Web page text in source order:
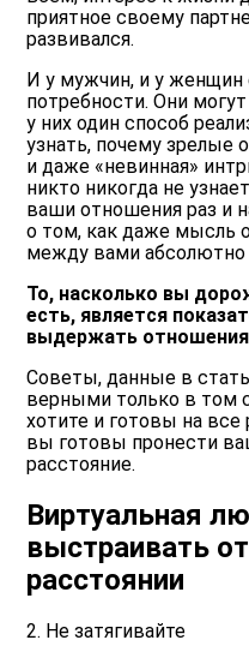
приятное своему
развивался.
И у мужчин, и у женщин
потребности. Они
у них один способ
узнать, почему зрелые
и даже «невинная»
никто никогда не
ваши отношения раз и
о том, как даже мысль
между вами абсолютно
То, насколько вы
есть, является
выдержать отношения
Советы, данные в
верными только в том
хотите и готовы на все
вы готовы пронести
расстояние.
Виртуальная
выстраивать
расстоянии
2. Не затягивайте